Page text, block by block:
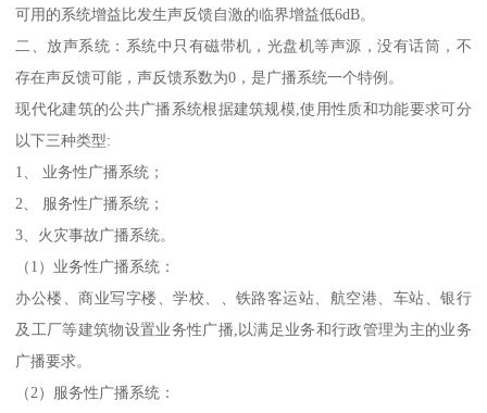
可用的系统增益比发生声反馈自激的临界增益低6dB。
二、放声系统：系统中只有磁带机，光盘机等声源，没有话筒，不
存在声反馈可能，声反馈系数为0，是广播系统一个特例。
现代化建筑的公共广播系统根据建筑规模,使用性质和功能要求可分
以下三种类型:
1、 业务性广播系统；
2、 服务性广播系统；
3、火灾事故广播系统。
（1）业务性广播系统：
办公楼、商业写字楼、学校、、铁路客运站、航空港、车站、银行
及工厂等建筑物设置业务性广播,以满足业务和行政管理为主的业务
广播要求。
（2）服务性广播系统：